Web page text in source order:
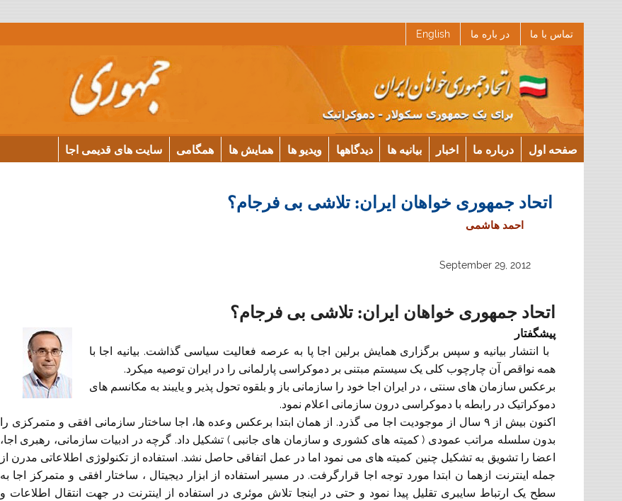
تماس با ما در باره ما English
صفحه اول درباره ما اخبار بیانیه ها دیدگاهها ویدیو ها همایش ها همگامی سایت های قدیمی اجا
اتحاد جمهوری خواهان ایران: تلاشی بی فرجام؟
احمد هاشمی
September 29, 2012
اتحاد جمهوری خواهان ایران: تلاشی بی فرجام؟
پیشگفتار
با انتشار بیانیه و سپس برگزاری همایش برلین اجا پا به عرصه فعالیت سیاسی گذاشت. بیانیه اجا با
همه نواقص آن چارچوب کلی یک سیستم مبتنی بر دموکراسی پارلمانی را در ایران توصیه میکرد.
برعکس سازمان های سنتی ، در ایران اجا خود را سازمانی باز و بلقوه تحول پذیر و یایبند به مکانسم های
دموکراتیک در رابطه با دموکراسی درون سازمانی اعلام نمود.
اکنون بیش از ۹ سال از موجودیت اجا می گذرد. از همان ابتدا برعکس وعده ها، اجا ساختار سازمانی افقی و متمرکزی را
بدون سلسله مراتب عمودی ( کمیته های کشوری و سازمان های جانبی ) تشکیل داد. گرچه در ادبیات سازمانی، رهبری اجا،
اعضا را تشویق به تشکیل چنین کمیته های می نمود اما در عمل اتفاقی حاصل نشد. استفاده از تکنولوژی اطلاعاتی مدرن از
جمله اینترنت ازهما ن ابتدا مورد توجه اجا قرارگرفت. در مسیر استفاده از ابزار دیجیتال ، ساختار افقی و متمرکز اجا به
سطح یک ارتباط سایبری تقلیل پیدا نمود و حتی در اینجا تلاش موئری در استفاده از اینترنت در جهت انتقال اطلاعات و